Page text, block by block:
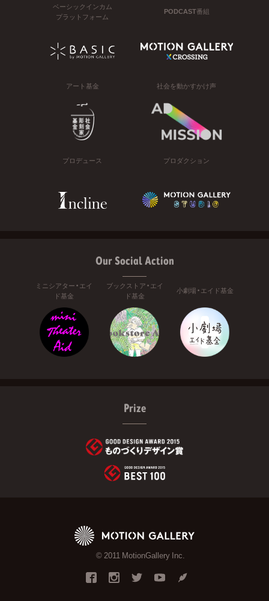
ベーシックインカム
プラットフォーム
PODCAST番組
アート基金 社会を動かすかけ声
プロデュース プロダクション
Our Social Action
ミニシアター・エイ
ド基金
ブックストア・エイ
ド基金
小劇場・エイド基金
Prize
© 2011 MotionGallery Inc.